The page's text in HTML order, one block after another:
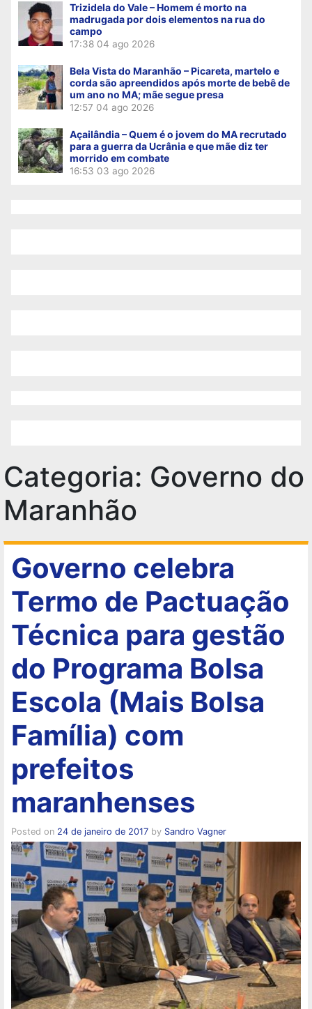
Trizidela do Vale – Homem é morto na
madrugada por dois elementos na rua do
campo
17:38 04 ago 2026
Bela Vista do Maranhão – Picareta, martelo e
corda são apreendidos após morte de bebê de
um ano no MA; mãe segue presa
12:57 04 ago 2026
Açailândia – Quem é o jovem do MA recrutado
para a guerra da Ucrânia e que mãe diz ter
morrido em combate
16:53 03 ago 2026
Categoria: Governo do
Maranhão
Governo celebra
Termo de Pactuação
Técnica para gestão
do Programa Bolsa
Escola (Mais Bolsa
Família) com
prefeitos
maranhenses
Posted on 24 de janeiro de 2017 by Sandro Vagner